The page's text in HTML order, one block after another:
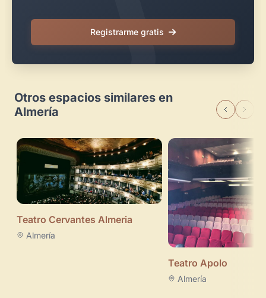
Registrarme gratis
Otros espacios similares en
Almería
Teatro Cervantes Almeria
Almería
Teatro Apolo
Almería